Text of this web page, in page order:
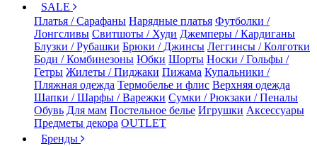
SALE
Платья / Сарафаны Нарядные платья Футболки /
Лонгсливы Свитшоты / Худи Джемперы / Кардиганы
Блузки / Рубашки Брюки / Джинсы Леггинсы / Колготки
Боди / Комбинезоны Юбки Шорты Носки / Гольфы /
Гетры Жилеты / Пиджаки Пижама Купальники /
Пляжная одежда Термобелье и флис Верхняя одежда
Шапки / Шарфы / Варежки Сумки / Рюкзаки / Пеналы
Обувь Для мам Постельное белье Игрушки Аксессуары
Предметы декора OUTLET
Бренды